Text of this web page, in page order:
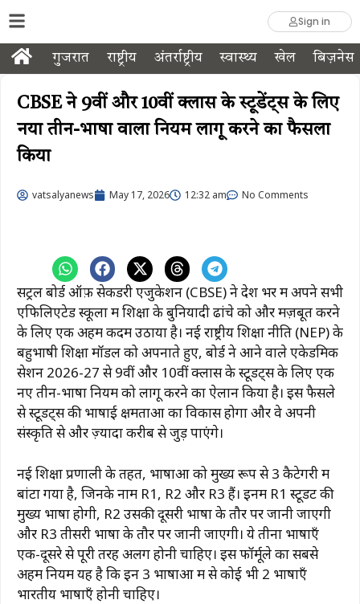
Sign in
गुजरात राष्ट्रीय अंतर्राष्ट्रीय स्वास्थ्य खेल बिज़नेस
CBSE ने 9वीं और 10वीं क्लास के स्टूडेंट्स के लिए
नया तीन-भाषा वाला नियम लागू करने का फैसला
किया
vatsalyanews May 17, 2026 12:32 am No Comments
सेंट्रल बोर्ड ऑफ़ सेकेंडरी एजुकेशन (CBSE) ने देश भर में अपने सभी
एफिलिएटेड स्कूलों में शिक्षा के बुनियादी ढांचे को और मज़बूत करने
के लिए एक अहम कदम उठाया है। नई राष्ट्रीय शिक्षा नीति (NEP) के
बहुभाषी शिक्षा मॉडल को अपनाते हुए, बोर्ड ने आने वाले एकेडमिक
सेशन 2026-27 से 9वीं और 10वीं क्लास के स्टूडेंट्स के लिए एक
नए तीन-भाषा नियम को लागू करने का ऐलान किया है। इस फैसले
से स्टूडेंट्स की भाषाई क्षमताओं का विकास होगा और वे अपनी
संस्कृति से और ज़्यादा करीब से जुड़ पाएंगे।
नई शिक्षा प्रणाली के तहत, भाषाओं को मुख्य रूप से 3 कैटेगरी में
बांटा गया है, जिनके नाम R1, R2 और R3 हैं। इनमें R1 स्टूडेंट की
मुख्य भाषा होगी, R2 उसकी दूसरी भाषा के तौर पर जानी जाएगी
और R3 तीसरी भाषा के तौर पर जानी जाएगी। ये तीनों भाषाएँ
एक-दूसरे से पूरी तरह अलग होनी चाहिए। इस फॉर्मूले का सबसे
अहम नियम यह है कि इन 3 भाषाओं में से कोई भी 2 भाषाएँ
भारतीय भाषाएँ होनी चाहिए।